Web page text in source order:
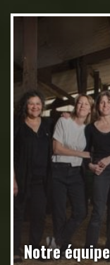
Notre équipe